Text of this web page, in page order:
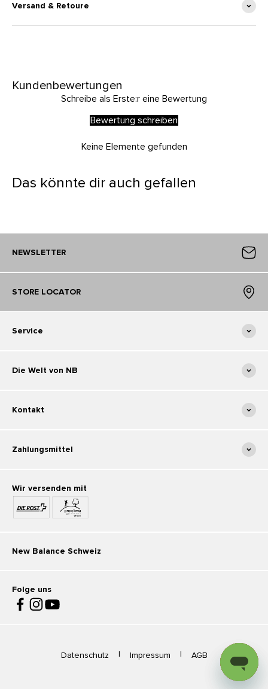
Versand & Retoure
Kundenbewertungen
Schreibe als Erste:r eine Bewertung
Bewertung schreiben
Keine Elemente gefunden
Das könnte dir auch gefallen
NEWSLETTER
STORE LOCATOR
Service
Die Welt von NB
Kontakt
New Balance Schweiz
Folge uns
Wir versenden mit
Zahlungsmittel
Datenschutz | Impressum | AGB